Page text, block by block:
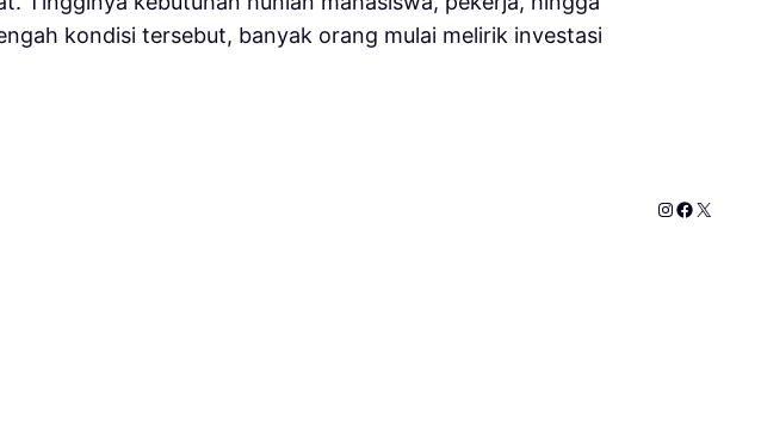
kondisi tersebut, banyak orang mulai melirik investasi
Instagram
X